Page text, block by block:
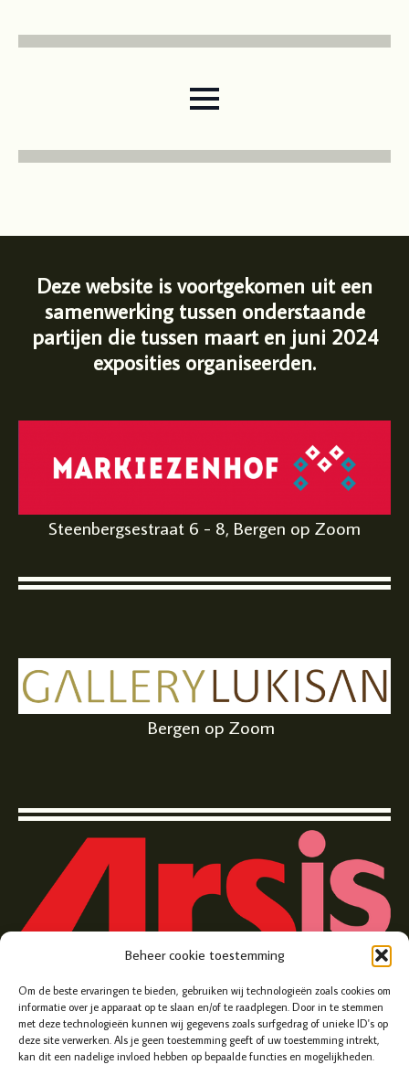
Beheer cookie toestemming
Om de beste ervaringen te bieden, gebruiken wij technologieën zoals cookies om
informatie over je apparaat op te slaan en/of te raadplegen. Door in te stemmen
met deze technologieën kunnen wij gegevens zoals surfgedrag of unieke ID's op
deze site verwerken. Als je geen toestemming geeft of uw toestemming intrekt,
kan dit een nadelige invloed hebben op bepaalde functies en mogelijkheden.
Deze website is voortgekomen uit een
samenwerking tussen onderstaande
partijen die tussen maart en juni 2024
exposities organiseerden.
Steenbergsestraat 6 - 8, Bergen op Zoom
Bergen op Zoom
Zuivelplein 5, Bergen op Zoom